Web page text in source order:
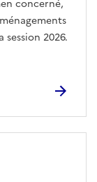
concerné,
2026.